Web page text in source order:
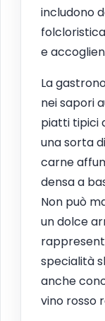
includono
e
La
nei sapori
piatti tipici
una sorta
carne
densa a
Non può
un dolce
specialità
anche
vino rosso